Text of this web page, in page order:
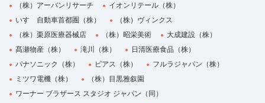
（株）アーバンリサーチ
イオンリテール（株）
いすゞ自動車首都圏（株）
（株）ヴィンクス
（株）栗原医療器械店
（株）昭栄美術
大成建設（株）
髙瀬物産（株）
滝川（株）
日清医療食品（株）
パナソニック（株）
ピアス（株）
フルラジャパン（株）
ミツワ電機（株）
（株）目黒雅叙園
ワーナー ブラザース スタジオ ジャパン（同）